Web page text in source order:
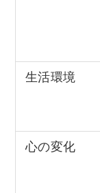
生活環境
心の変化